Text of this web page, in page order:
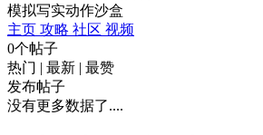
模拟写实动作沙盒
主页 攻略 社区 视频
0个帖子
热门 | 最新 | 最赞
发布帖子
没有更多数据了....